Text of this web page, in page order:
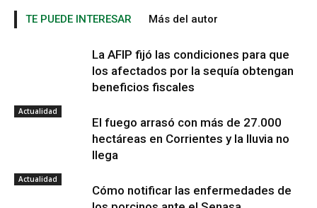
TE PUEDE INTERESAR Más del autor
Actualidad
La AFIP fijó las condiciones para que
los afectados por la sequía obtengan
beneficios fiscales
Actualidad
El fuego arrasó con más de 27.000
hectáreas en Corrientes y la lluvia no
llega
Cómo notificar las enfermedades de